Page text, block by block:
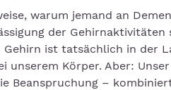
warum jemand an
der Gehirnaktivitäten
ist tatsächlich in der
Körper. Aber:
–